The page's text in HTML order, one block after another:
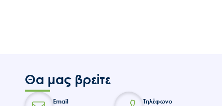
Θα μας βρείτε
Email
Τηλέφωνο